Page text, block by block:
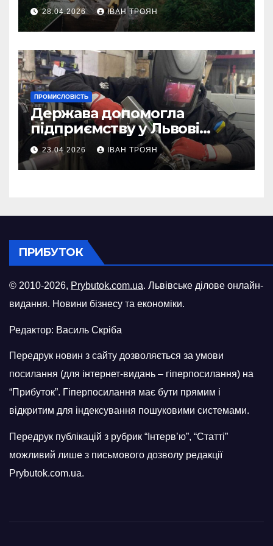
асистентом для бджолярів
28.04.2026 ІВАН ТРОЯН
ПРОМИСЛОВІСТЬ
Держава допомогла
підприємству у Львові
відновити виробничі
потужності після атаки
російського БПЛА
23.04.2026 ІВАН ТРОЯН
ПРИБУТОК
© 2010-2026, Prybutok.com.ua. Львівське ділове онлайн-
видання. Новини бізнесу та економіки.
Редактор: Василь Скріба
Передрук новин з сайту дозволяється за умови
посилання (для інтернет-видань – гіперпосилання) на
“Прибуток”. Гіперпосилання має бути прямим і
відкритим для індексування пошуковими системами.
Передрук публікацій з рубрик “Інтерв’ю”, “Статті”
можливий лише з письмового дозволу редакції
Prybutok.com.ua.